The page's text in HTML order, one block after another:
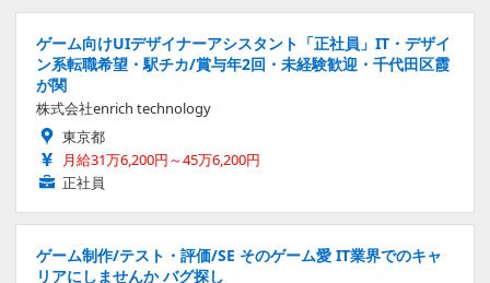
ゲーム向けUIデザイナーアシスタント「正社員」IT・デザイ
ン系転職希望・駅チカ/賞与年2回・未経験歓迎・千代田区霞
が関
株式会社enrich technology
東京都
月給31万6,200円～45万6,200円
正社員
ゲーム制作/テスト・評価/SE そのゲーム愛 IT業界でのキャ
リアにしませんか バグ探し